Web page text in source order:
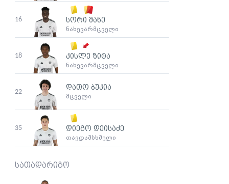
16 სორი მანე
ნახევარმცველი
18 კისლე ზიტა
ნახევარმცველი
22
დათო ბუკია
მცველი
35 დიეგო დეისაძე
თავდამსხმელი
სათადარიგო